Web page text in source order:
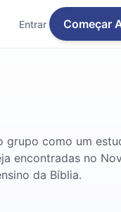
Entrar Começar
grupo como um
encontradas no
da Bíblia.